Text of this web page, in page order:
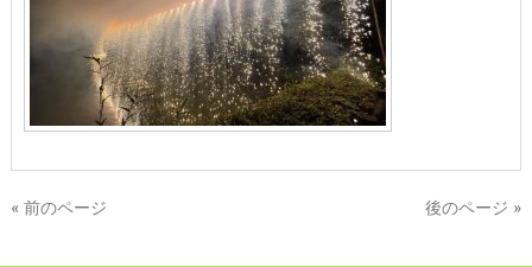
« 前のページ 後のページ »